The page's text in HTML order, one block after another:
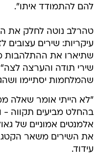
להם להתמודד איתו".
טהרלב נוטה לחלק את
עיקריות: שירים עצובים
שתיארו את ההתלהבות
שירי תודה והערצה
שהמלחמות יסתיימו
"לא הייתי אומר שאלה
בהחלט מביעים תקווה -
אלמנטים אמוניים של
את השירים משאר
עידוד.